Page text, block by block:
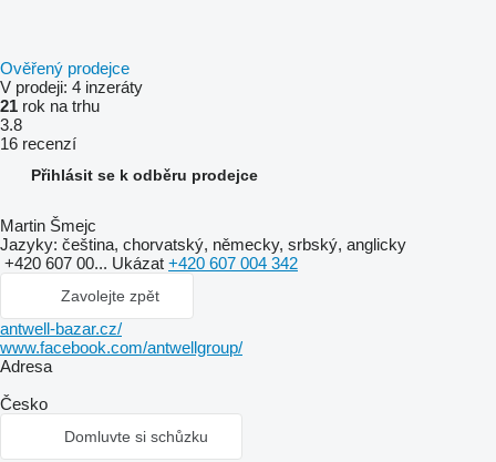
Ověřený prodejce
V prodeji: 4 inzeráty
21 rok na trhu
3.8
16 recenzí
Přihlásit se k odběru prodejce
Martin Šmejc
Jazyky: čeština, chorvatský, německy, srbský, anglicky
+420 607 00... Ukázat +420 607 004 342
Zavolejte zpět
antwell-bazar.cz/
www.facebook.com/antwellgroup/
Adresa
Česko
Domluvte si schůzku